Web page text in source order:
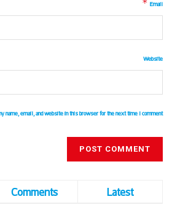
Email
*
Website
name, email, and website in this browser for the next time I comment.
Comments
Latest